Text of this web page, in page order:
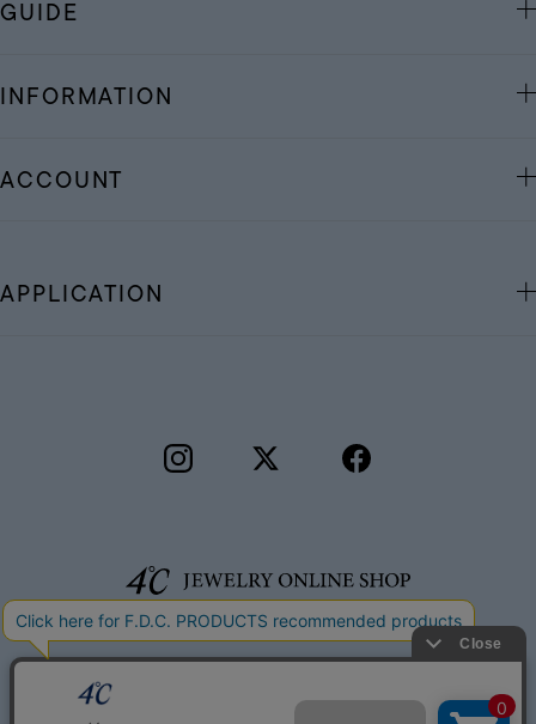
GUIDE
INFORMATION
ACCOUNT
APPLICATION
©F.D.C.PRODUCTS INC.